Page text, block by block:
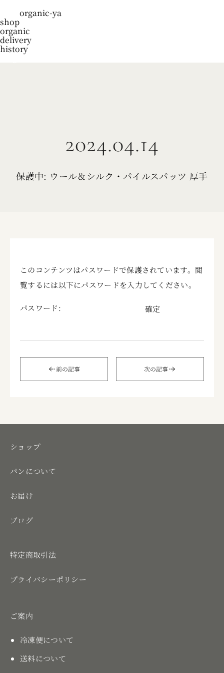
organic-ya
shop
organic
delivery
history
2024.04.14
保護中: ウール＆シルク・パイルスパッツ 厚手
このコンテンツはパスワードで保護されています。閲
覧するには以下にパスワードを入力してください。
パスワード:
前の記事 次の記事
ショップ
パンについて
お届け
ブログ
特定商取引法
プライバシーポリシー
ご案内
冷凍便について
送料について